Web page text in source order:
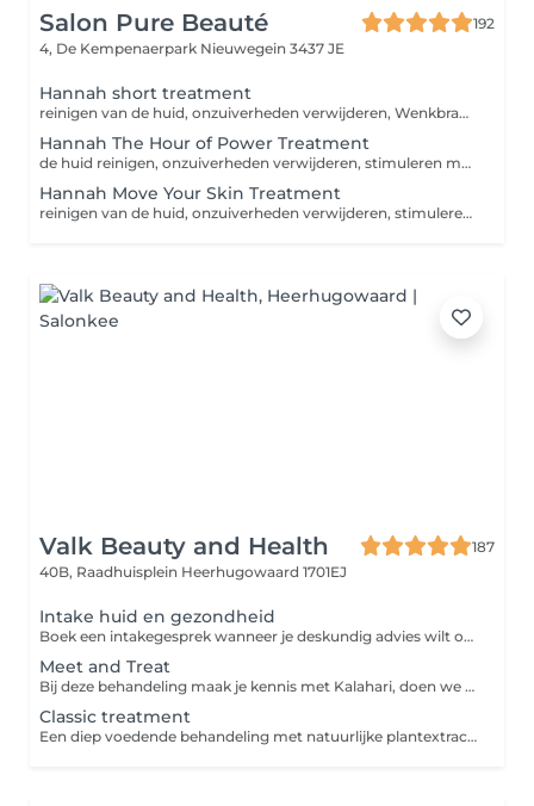
Salon Pure Beauté
192
4, De Kempenaerpark Nieuwegein 3437 JE
Hannah short treatment
reinigen van de huid, onzuiverheden verwijderen, Wenkbrauwen waxen of epileren, stimuleren van de huid met peeling, herstellen en beschermen van de huid.
Hannah The Hour of Power Treatment
de huid reinigen, onzuiverheden verwijderen, stimuleren met peeling/scrub, Wenkbrauwen waxen of epileren, klassieke massage, masker, herstellen en beschermen van de huid.
Hannah Move Your Skin Treatment
reinigen van de huid, onzuiverheden verwijderen, stimuleren van de huid met peeling en scrub, Wenkbrauwen waxen/epileren en verven of bovenlip waxen, bindweefsel massage, masker, herstellen en beschermen van de huid.
Valk Beauty and Health
187
40B, Raadhuisplein Heerhugowaard 1701EJ
Intake huid en gezondheid
Boek een intakegesprek wanneer je deskundig advies wilt over jouw huidtype en/of gezondheidsklachten. Tijdens deze sessie bespreken we jouw specifieke zorgen en ontdekken we samen wat je kunt doen om je huid te verbeteren en welke behandelingen en/of producten het beste bij jou passen
Meet and Treat
Bij deze behandeling maak je kennis met Kalahari, doen we een huidanalyse en maken we een plan van aanpak van behandelingen en thuisverzorging. Het thuisproefpakket is een beginners set om thuis met de producten aan de slag te gaan. Een gezichtsbehandeling is een heerlijk verzorgende behandeling die het verouderingsproces van de huid helpt vertragen. Door regelmatig een gezichtsbehandeling te ondergaan krijgt je huid weer een boost en kom je tegelijk even helemaal tot rust.
Classic treatment
Een diep voedende behandeling met natuurlijke plantextracten en botanische oliën.voor ieder huidtype incl. onzuiverheden verwijderen en wenkbrauwen epileren